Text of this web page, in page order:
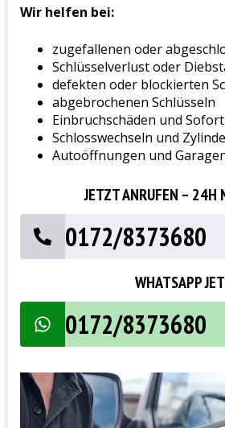
Wir helfen bei:
zugefallenen oder
Schlüsselverlust oder
defekten oder blockierten
abgebrochenen Schlüsseln
Einbruchschäden und
Schlosswechseln und
Autoöffnungen und
JETZT ANRUFEN – 24H
0172/8373680
WHATSAPP
0172/8373680